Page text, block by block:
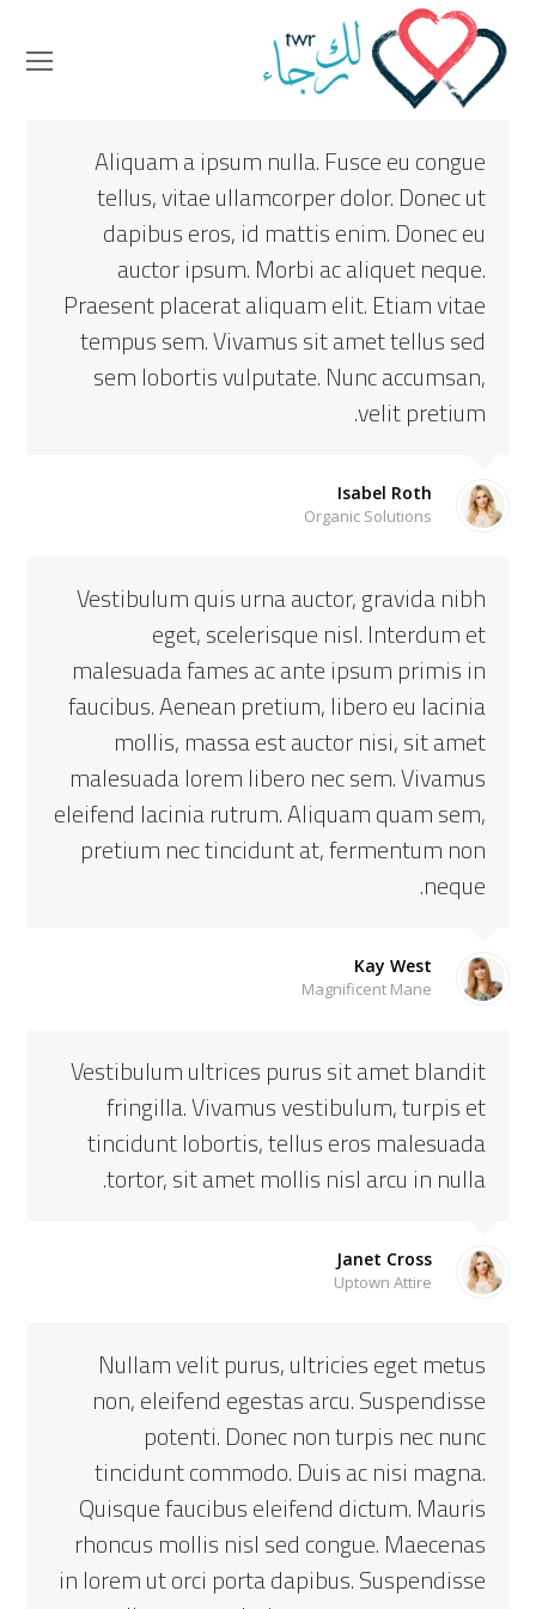
Aliquam a ipsum nulla. Fusce eu congue
tellus, vitae ullamcorper dolor. Donec ut
dapibus eros, id mattis enim. Donec eu
auctor ipsum. Morbi ac aliquet neque.
Praesent placerat aliquam elit. Etiam vitae
tempus sem. Vivamus sit amet tellus sed
sem lobortis vulputate. Nunc accumsan,
velit pretium.
Isabel Roth
Organic Solutions
Vestibulum quis urna auctor, gravida nibh
eget, scelerisque nisl. Interdum et
malesuada fames ac ante ipsum primis in
faucibus. Aenean pretium, libero eu lacinia
mollis, massa est auctor nisi, sit amet
malesuada lorem libero nec sem. Vivamus
eleifend lacinia rutrum. Aliquam quam sem,
pretium nec tincidunt at, fermentum non
neque.
Kay West
Magnificent Mane
Vestibulum ultrices purus sit amet blandit
fringilla. Vivamus vestibulum, turpis et
tincidunt lobortis, tellus eros malesuada
tortor, sit amet mollis nisl arcu in nulla.
Janet Cross
Uptown Attire
Nullam velit purus, ultricies eget metus
non, eleifend egestas arcu. Suspendisse
potenti. Donec non turpis nec nunc
tincidunt commodo. Duis ac nisi magna.
Quisque faucibus eleifend dictum. Mauris
rhoncus mollis nisl sed congue. Maecenas
in lorem ut orci porta dapibus. Suspendisse